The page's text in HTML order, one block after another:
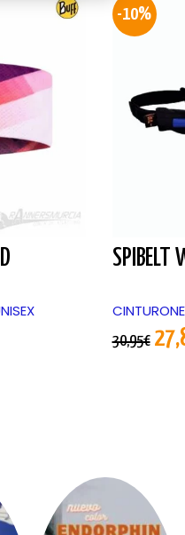
-10%
SPIBELT
30,95€